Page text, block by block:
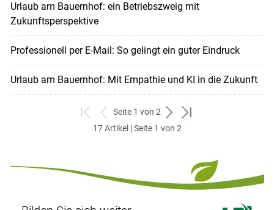
Urlaub am Bauernhof: ein Betriebszweig mit
Zukunftsperspektive
Professionell per E-Mail: So gelingt ein guter Eindruck
Urlaub am Bauernhof: Mit Empathie und KI in die Zukunft
zum
ersten
zurück
zum
Seite 1 von 2
weiter
zum
zum
17 Artikel | Seite 1 von 2